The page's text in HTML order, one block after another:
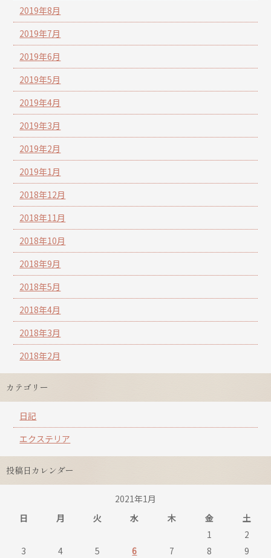
2019年8月
2019年7月
2019年6月
2019年5月
2019年4月
2019年3月
2019年2月
2019年1月
2018年12月
2018年11月
2018年10月
2018年9月
2018年5月
2018年4月
2018年3月
2018年2月
カテゴリー
日記
エクステリア
投稿日カレンダー
2021年1月
日
月 火 水 木 金
土
1
2
3
4 5 6 7 8 9